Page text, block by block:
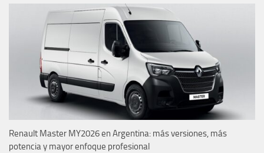
Renault Master MY2026 en Argentina: más versiones, más
potencia y mayor enfoque profesional